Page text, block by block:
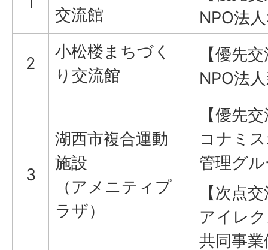
交流館
NPO法
2
小松楼まちづく
り交流館
【優先
NPO法
3
湖西市複合運動
施設
（アメニティプ
ラザ）
【優先
コナミ
管理グ
【次点
アイレ
共同事業